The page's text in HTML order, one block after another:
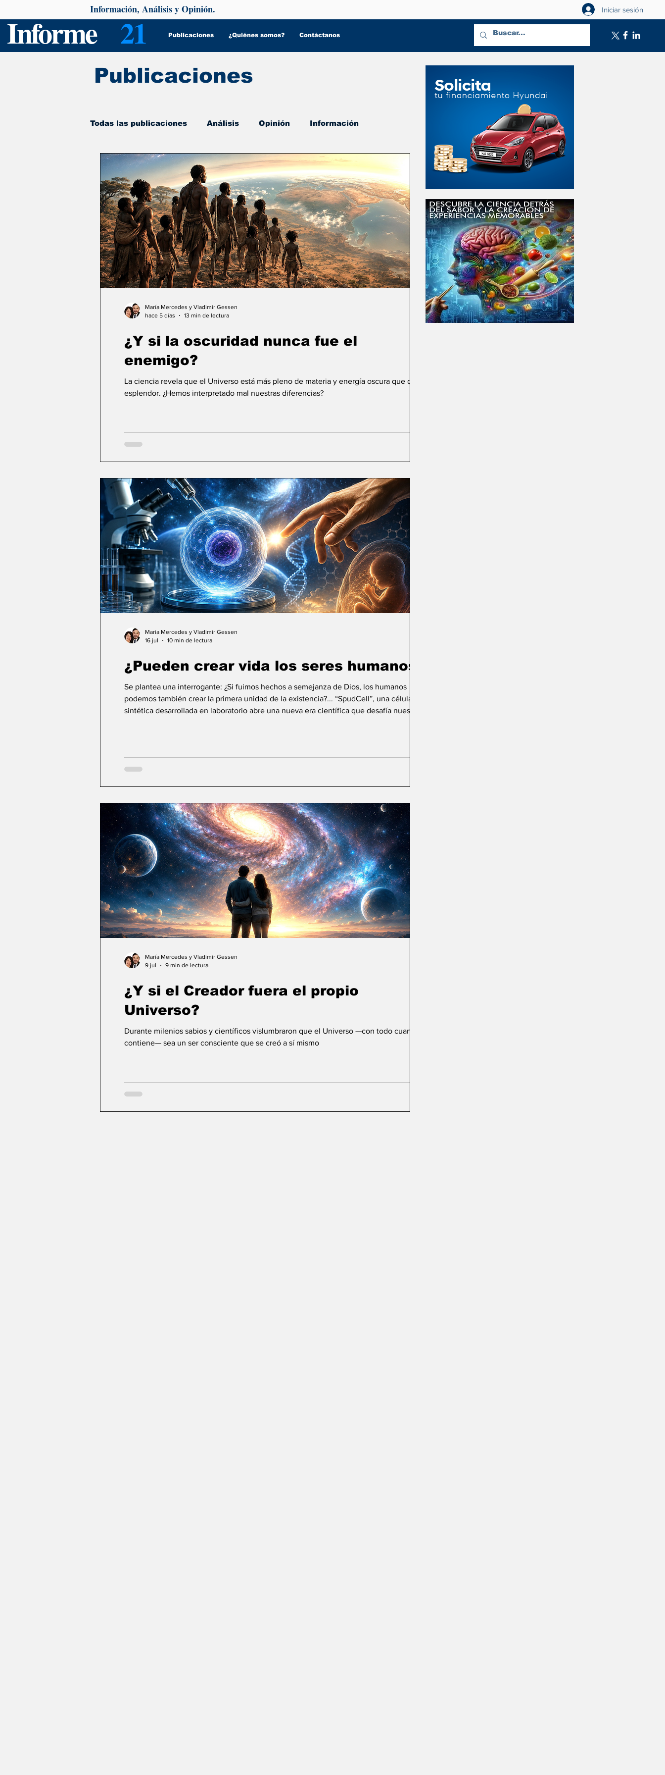
Informe 21 Publicaciones ¿Quiénes somos? Contáctanos
Información, Análisis y Opinión. Iniciar sesión
Todas las publicaciones Análisis Opinión Información
De interés Psicología y Salud
¿Y si la oscuridad nunca fue el
enemigo?
La ciencia revela que el Universo está más pleno de materia y energía oscura que de
esplendor. ¿Hemos interpretado mal nuestras diferencias?
María Mercedes y Vladimir Gessen
hace 5 días
13 min de lectura
¿Pueden crear vida los seres humanos?
Se plantea una interrogante: ¿Si fuimos hechos a semejanza de Dios, los humanos
podemos también crear la primera unidad de la existencia?... “SpudCell”, una célula
sintética desarrollada en laboratorio abre una nueva era científica que desafía nuestras
Maria Mercedes y Vladimir Gessen
16 jul
10 min de lectura
¿Y si el Creador fuera el propio
Universo?
Durante milenios sabios y científicos vislumbraron que el Universo —con todo cuanto
contiene— sea un ser consciente que se creó a sí mismo
María Mercedes y Vladimir Gessen
9 jul
9 min de lectura
Publicaciones